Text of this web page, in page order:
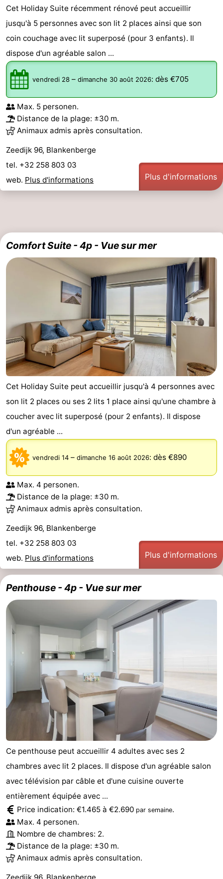
Cet Holiday Suite récemment rénové peut accueillir
jusqu'à 5 personnes avec son lit 2 places ainsi que son
coin couchage avec lit superposé (pour 3 enfants). Il
dispose d'un agréable salon ...
vendredi 28 – dimanche 30 août 2026: dès €705
Max. 5 personen.
Distance de la plage: ±30 m.
Animaux admis après consultation.
Zeedijk 96, Blankenberge
tel. +32 258 803 03
web. Plus d'informations Plus d'informations
Comfort Suite - 4p - Vue sur mer
Cet Holiday Suite peut accueillir jusqu'à 4 personnes avec
son lit 2 places ou ses 2 lits 1 place ainsi qu'une chambre à
coucher avec lit superposé (pour 2 enfants). Il dispose
d'un agréable ...
vendredi 14 – dimanche 16 août 2026: dès €890
Max. 4 personen.
Distance de la plage: ±30 m.
Animaux admis après consultation.
Zeedijk 96, Blankenberge
tel. +32 258 803 03
web. Plus d'informations Plus d'informations
Penthouse - 4p - Vue sur mer
Ce penthouse peut accueillir 4 adultes avec ses 2
chambres avec lit 2 places. Il dispose d'un agréable salon
avec télévision par câble et d'une cuisine ouverte
entièrement équipée avec ...
Price indication: €1.465 à €2.690 par semaine.
Max. 4 personen.
Nombre de chambres: 2.
Distance de la plage: ±30 m.
Animaux admis après consultation.